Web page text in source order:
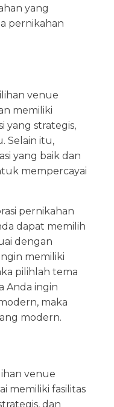
yang
pernikahan
venue
memiliki
yang strategis,
Selain itu,
yang baik dan
mempercayai
pernikahan
dapat memilih
dengan
memiliki
pilihlah tema
Anda ingin
maka
modern.
venue
memiliki fasilitas
dan